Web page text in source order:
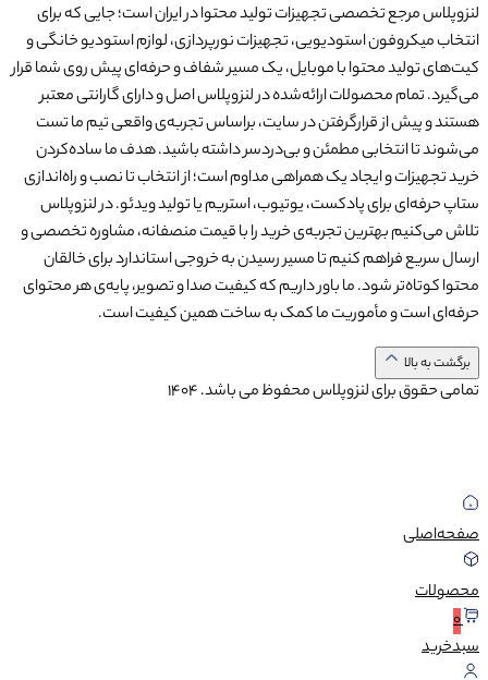
لنزوپلاس مرجع تخصصی تجهیزات تولید محتوا در ایران است؛ جایی که برای
انتخاب میکروفون استودیویی، تجهیزات نورپردازی، لوازم استودیو خانگی و
کیت‌های تولید محتوا با موبایل، یک مسیر شفاف و حرفه‌ای پیش روی شما قرار
می‌گیرد. تمام محصولات ارائه‌شده در لنزوپلاس اصل و دارای گارانتی معتبر
هستند و پیش از قرارگرفتن در سایت، براساس تجربه‌ی واقعی تیم ما تست
می‌شوند تا انتخابی مطمئن و بی‌دردسر داشته باشید. هدف ما ساده‌کردن
خرید تجهیزات و ایجاد یک همراهی مداوم است؛ از انتخاب تا نصب و راه‌اندازی
ستاپ حرفه‌ای برای پادکست، یوتیوب، استریم یا تولید ویدئو. در لنزوپلاس
تلاش می‌کنیم بهترین تجربه‌ی خرید را با قیمت منصفانه، مشاوره تخصصی و
ارسال سریع فراهم کنیم تا مسیر رسیدن به خروجی استاندارد برای خالقان
محتوا کوتاه‌تر شود. ما باور داریم که کیفیت صدا و تصویر، پایه‌ی هر محتوای
حرفه‌ای است و مأموریت ما کمک به ساخت همین کیفیت است.
برگشت به بالا
تمامی حقوق برای لنزوپلاس محفوظ می باشد.1404
صفحه‌اصلی
محصولات
0
سبد‌خرید